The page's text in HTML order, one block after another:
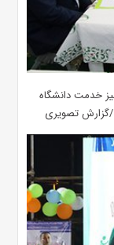
خدمت دانشگاه
گزارش تصویری